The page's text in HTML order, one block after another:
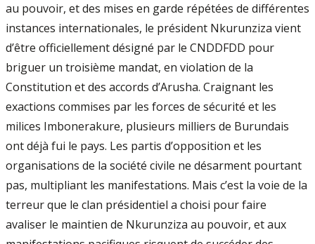
au pouvoir, et des mises en garde répétées de différentes
instances internationales, le président Nkurunziza vient
d’être officiellement désigné par le CNDD­FDD pour
briguer un troisième mandat, en violation de la
Constitution et des accords d’Arusha. Craignant les
exactions commises par les forces de sécurité et les
milices Imbone­rakure, plusieurs milliers de Burundais
ont déjà fui le pays. Les partis d’opposition et les
organisations de la société civile ne désarment pourtant
pas, multipliant les manifestations. Mais c’est la voie de la
terreur que le clan présidentiel a choisi pour faire
avaliser le maintien de Nkurunziza au pouvoir, et aux